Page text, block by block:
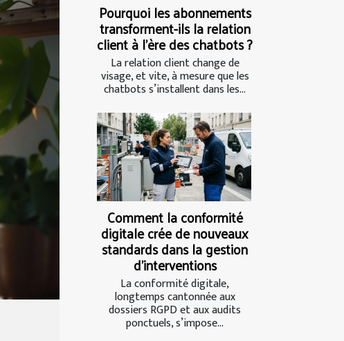
Pourquoi les abonnements
transforment-ils la relation
client à l’ère des chatbots ?
La relation client change de
visage, et vite, à mesure que les
chatbots s’installent dans les...
Comment la conformité
digitale crée de nouveaux
standards dans la gestion
d’interventions
La conformité digitale,
longtemps cantonnée aux
dossiers RGPD et aux audits
ponctuels, s’impose...